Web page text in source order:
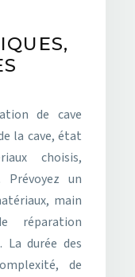
de cave
la cave, état
choisis,
un
main
réparation
La durée des
de